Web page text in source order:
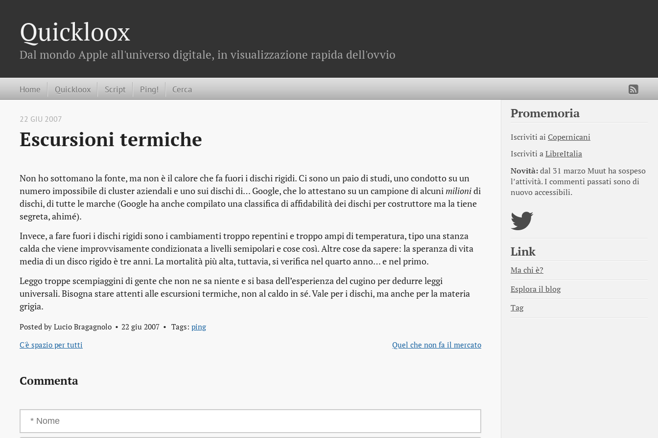
Quickloox
Dal mondo Apple all'universo digitale, in visualizzazione rapida dell'ovvio
Home Quickloox Script Ping! Cerca
22 GIU 2007
Escursioni termiche
Non ho sottomano la fonte, ma non è il calore che fa fuori i dischi rigidi. Ci sono un paio di studi, uno condotto su un
numero impossibile di cluster aziendali e uno sui dischi di… Google, che lo attestano su un campione di alcunimilionidi
dischi, di tutte le marche (Google ha anche compilato una classifica di affidabilità dei dischi per costruttore ma la tiene
segreta, ahimé).
Invece, a fare fuori i dischi rigidi sono i cambiamenti troppo repentini e troppo ampi di temperatura, tipo una stanza
calda che viene improvvisamente condizionata a livelli semipolari e cose così. Altre cose da sapere: la speranza di vita
media di un disco rigido è tre anni. La mortalità più alta, tuttavia, si verifica nel quarto anno… e nel primo.
Leggo troppe scempiaggini di gente che non ne sa niente e si basa dell’esperienza del cugino per dedurre leggi
universali. Bisogna stare attenti alle escursioni termiche, non al caldo in sé. Vale per i dischi, ma anche per la materia
grigia.
Posted by Lucio Bragagnolo 22 giu 2007 Tags: ping
C'è spazio per tutti
Quel che non fa il mercato
Commenta
Promemoria
Iscriviti ai Copernicani
Iscriviti aLibreItalia
Novità:dal 31 marzo Muut ha sospeso
l’attività. I commenti passati sono di
nuovo accessibili.
Link
Ma chi è?
Esplora il blog
Tag